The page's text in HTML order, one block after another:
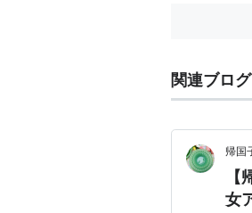
関連ブログ
帰国
女